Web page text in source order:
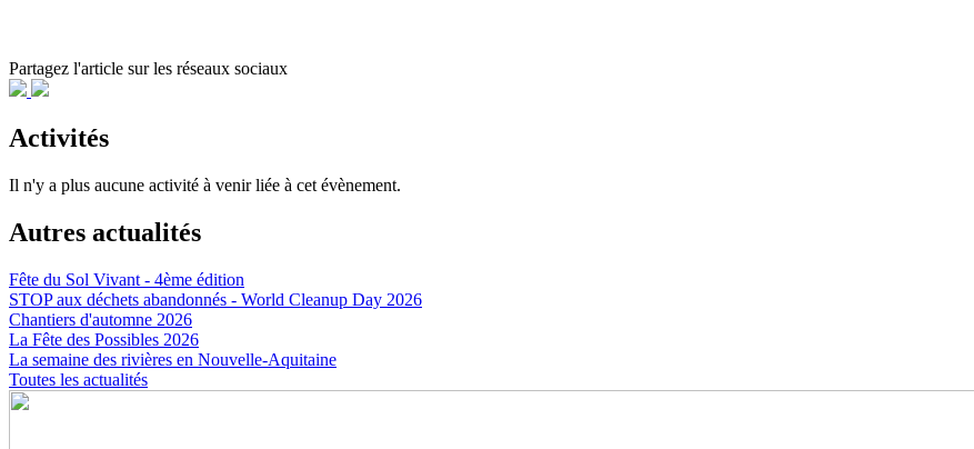
Partagez l'article sur les réseaux sociaux
Activités
Il n'y a plus aucune activité à venir liée à cet évènement.
Autres actualités
Fête du Sol Vivant - 4ème édition
STOP aux déchets abandonnés - World Cleanup Day 2026
Chantiers d'automne 2026
La Fête des Possibles 2026
La semaine des rivières en Nouvelle-Aquitaine
Toutes les actualités